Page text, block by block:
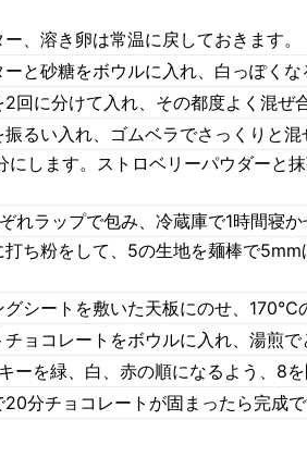
、溶き卵は常温に戻しておきます。
と砂糖をボウルに入れ、白っぽくな
回に分けて入れ、その都度よく混ぜ
るい入れ、ゴムベラでさっくりと混
にします。ストロベリーパウダーと
れラップで包み、冷蔵庫で1時間寝
打ち粉をして、5の生地を麺棒で
グシートを敷いた天板にのせ、170℃
ョコレートをボウルに入れ、湯煎で
ーを緑、白、赤の順になるよう、8を
分チョコレートが固まったら完成で